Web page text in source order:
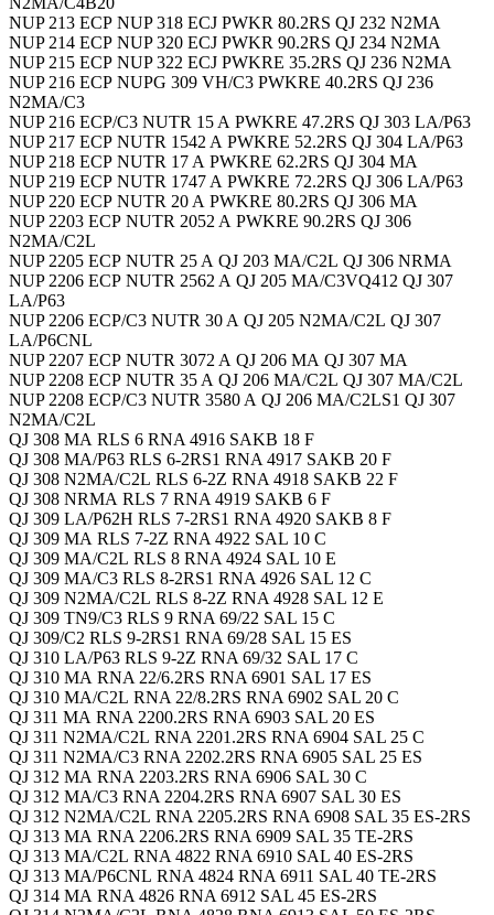
NUP 213 ECP NUP 318 ECJ PWKR 80.2RS QJ 232 N2MA
NUP 214 ECP NUP 320 ECJ PWKR 90.2RS QJ 234 N2MA
NUP 215 ECP NUP 322 ECJ PWKRE 35.2RS QJ 236 N2MA
NUP 216 ECP NUPG 309 VH/C3 PWKRE 40.2RS QJ 236
N2MA/C3
NUP 216 ECP/C3 NUTR 15 A PWKRE 47.2RS QJ 303 LA/P63
NUP 217 ECP NUTR 1542 A PWKRE 52.2RS QJ 304 LA/P63
NUP 218 ECP NUTR 17 A PWKRE 62.2RS QJ 304 MA
NUP 219 ECP NUTR 1747 A PWKRE 72.2RS QJ 306 LA/P63
NUP 220 ECP NUTR 20 A PWKRE 80.2RS QJ 306 MA
NUP 2203 ECP NUTR 2052 A PWKRE 90.2RS QJ 306
N2MA/C2L
NUP 2205 ECP NUTR 25 A QJ 203 MA/C2L QJ 306 NRMA
NUP 2206 ECP NUTR 2562 A QJ 205 MA/C3VQ412 QJ 307
LA/P63
NUP 2206 ECP/C3 NUTR 30 A QJ 205 N2MA/C2L QJ 307
LA/P6CNL
NUP 2207 ECP NUTR 3072 A QJ 206 MA QJ 307 MA
NUP 2208 ECP NUTR 35 A QJ 206 MA/C2L QJ 307 MA/C2L
NUP 2208 ECP/C3 NUTR 3580 A QJ 206 MA/C2LS1 QJ 307
N2MA/C2L
QJ 308 MA RLS 6 RNA 4916 SAKB 18 F
QJ 308 MA/P63 RLS 6-2RS1 RNA 4917 SAKB 20 F
QJ 308 N2MA/C2L RLS 6-2Z RNA 4918 SAKB 22 F
QJ 308 NRMA RLS 7 RNA 4919 SAKB 6 F
QJ 309 LA/P62H RLS 7-2RS1 RNA 4920 SAKB 8 F
QJ 309 MA RLS 7-2Z RNA 4922 SAL 10 C
QJ 309 MA/C2L RLS 8 RNA 4924 SAL 10 E
QJ 309 MA/C3 RLS 8-2RS1 RNA 4926 SAL 12 C
QJ 309 N2MA/C2L RLS 8-2Z RNA 4928 SAL 12 E
QJ 309 TN9/C3 RLS 9 RNA 69/22 SAL 15 C
QJ 309/C2 RLS 9-2RS1 RNA 69/28 SAL 15 ES
QJ 310 LA/P63 RLS 9-2Z RNA 69/32 SAL 17 C
QJ 310 MA RNA 22/6.2RS RNA 6901 SAL 17 ES
QJ 310 MA/C2L RNA 22/8.2RS RNA 6902 SAL 20 C
QJ 311 MA RNA 2200.2RS RNA 6903 SAL 20 ES
QJ 311 N2MA/C2L RNA 2201.2RS RNA 6904 SAL 25 C
QJ 311 N2MA/C3 RNA 2202.2RS RNA 6905 SAL 25 ES
QJ 312 MA RNA 2203.2RS RNA 6906 SAL 30 C
QJ 312 MA/C3 RNA 2204.2RS RNA 6907 SAL 30 ES
QJ 312 N2MA/C2L RNA 2205.2RS RNA 6908 SAL 35 ES-2RS
QJ 313 MA RNA 2206.2RS RNA 6909 SAL 35 TE-2RS
QJ 313 MA/C2L RNA 4822 RNA 6910 SAL 40 ES-2RS
QJ 313 MA/P6CNL RNA 4824 RNA 6911 SAL 40 TE-2RS
QJ 314 MA RNA 4826 RNA 6912 SAL 45 ES-2RS